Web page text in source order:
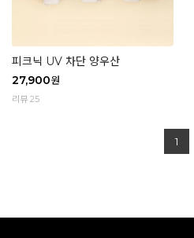
피크닉 UV 차단 양우산
27,900원
리뷰 25
1